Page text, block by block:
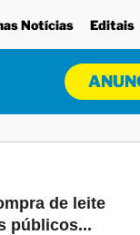
Notícias Editais
de leite
públicos...